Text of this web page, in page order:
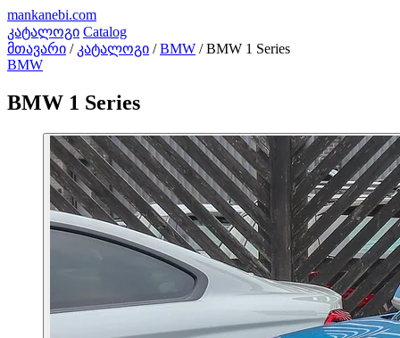
mankanebi.com
კატალოგი Catalog
მთავარი / კატალოგი / BMW / BMW 1 Series
BMW
BMW 1 Series